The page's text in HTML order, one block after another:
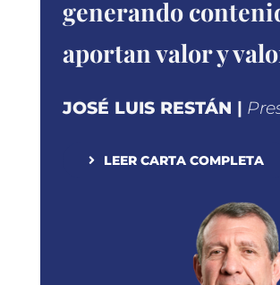
generando
aportan valor y
JOSÉ LUIS RESTÁN |
LEER CARTA COMPLETA